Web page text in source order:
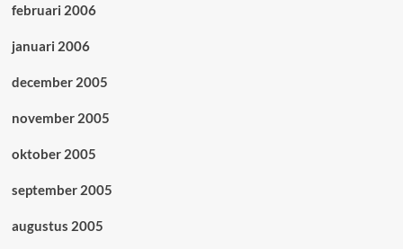
februari 2006
januari 2006
december 2005
november 2005
oktober 2005
september 2005
augustus 2005